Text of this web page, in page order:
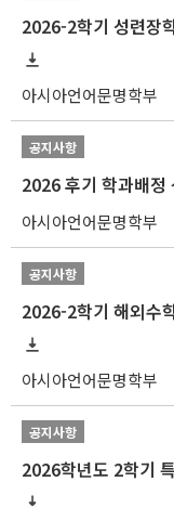
2026-2학기 성련장
아시아언어문명학부
공지사항
2026 후기 학과배정
아시아언어문명학부
공지사항
2026-2학기 해외수
아시아언어문명학부
공지사항
2026학년도 2학기